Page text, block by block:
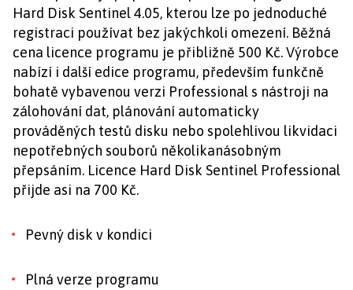
Hard Disk Sentinel 4.05, kterou lze po jednoduché
registraci používat bez jakýchkoli omezení. Běžná
cena licence programu je přibližně 500 Kč. Výrobce
nabízí i další edice programu, především funkčně
bohatě vybavenou verzi Professional s nástroji na
zálohování dat, plánování automaticky
prováděných testů disku nebo spolehlivou likvidaci
nepotřebných souborů několikanásobným
přepsáním. Licence Hard Disk Sentinel Professional
přijde asi na 700 Kč.
Pevný disk v kondici
Plná verze programu